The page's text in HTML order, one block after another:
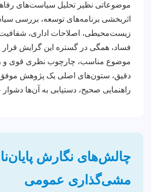
موضوعاتی نظیر تحلیل سیاست‌های
اثربخشی برنامه‌های توسعه، بررسی
زیست‌محیطی، اصلاحات اداری، شفافیت
فساد، همگی در گستره این گرایش قرار
موضوع مناسب، چارچوب نظری قوی
دقیق، ستون‌های اصلی یک پژوهش
راهنمایی صحیح، دستیابی به آن‌ها دشوار
چالش‌های نگارش
مشی‌گذاری عمومی